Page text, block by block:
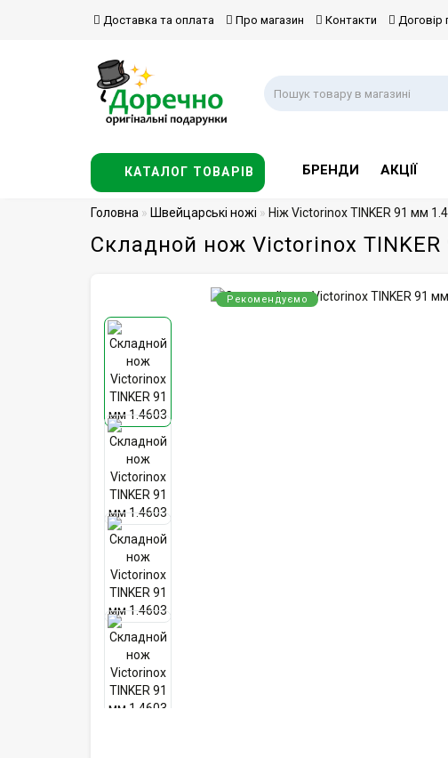
Доставка та оплата Про магазин Контакти Договір
КАТАЛОГ ТОВАРІВ БРЕНДИ АКЦІЇ
Головна Швейцарські ножі Ніж Victorinox TINKER 91 мм
Складной нож Victorinox
Рекомендуємо